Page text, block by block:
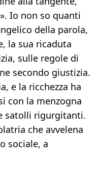
Io non so quanti
della parola,
la sua ricadu­ta
sulle re­gole di
se­condo giustizia.
e la ricchezza ha
con la menzogna
satolli rigurgitanti.
che avvelena
sociale, a